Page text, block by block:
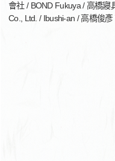
會社 / BOND Fukuya / 高橋
Co., Ltd. / Ibushi-an / 高橋俊